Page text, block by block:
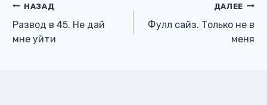
Навигация
по
НАЗАД
Развод в 45. Не дай
мне уйти
ДАЛЕЕ
Фулл сайз. Только не в
меня